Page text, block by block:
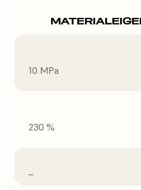
10 MPa
230 %
–